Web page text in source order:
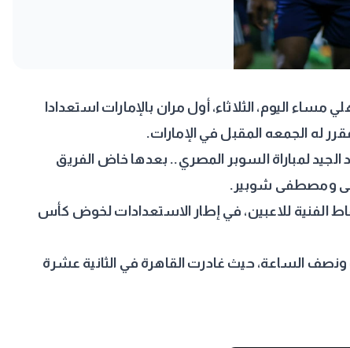
مساء اليوم، الثلاثاء، أول مران بالإمارات استعدادا
الجيد لمباراة السوبر المصري.. بعدها خاض الفريق
ومصطفى شوبير.
الفنية للاعبين، في إطار الاستعدادات لخوض كأس
الساعة، حيث غادرت القاهرة في الثانية عشرة